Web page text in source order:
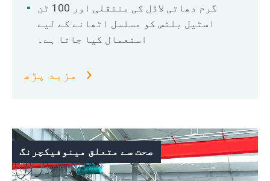
گرم دھاتی لاڈل کی منتقلی اور 100 ٹن
اسٹیل بلٹس کو مسلسل اٹھانے کے لیے
استعمال کیا جاتا ہے۔
مزید پڑھ
صحت سے متعلق مینوفیکچرنگ